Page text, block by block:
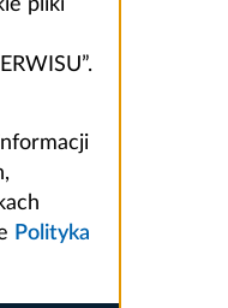
pliki
Polityka